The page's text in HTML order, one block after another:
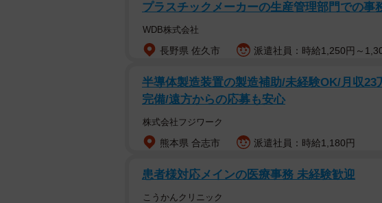
「まさか……インフルエンザで家にいるはずのう
Xの投稿に添えられていたのは、犯人からのメール
響があり、「いいね」は2.1万件にもなりました。
「東京が明らかに簡体字な時点でもう察し」
「マジで『無作為に』送ってるんですかね。。。」
「警察の住所が全然読めなくて草」
プラスチックメーカーの生産管理部門での事
WDB株式会社
長野県 佐久市 派遣社員：時給1,250円～
半導体製造装置の製造補助/未経験OK/月収
完備/遠方からの応募も安心
株式会社フジワーク
熊本県 合志市 派遣社員：時給1,180円
患者様対応メインの医療事務 未経験歓迎
こうかんクリニック